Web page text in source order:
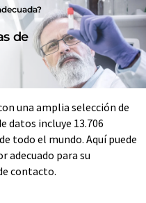
de
una amplia selección de
datos incluye 13.706
todo el mundo. Aquí puede
adecuado para su
contacto.